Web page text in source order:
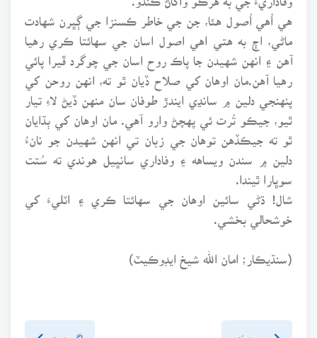
هي اُهي اُصول هئا، جن جي خاطر ڪسنزا جي ڳڀرن شهادت
ماڻي، اڄ به هتي اهي اصول اسان جي سهائتا ڪري رهيا
آهن ۽ انهن شهيدن جا پاڪ روح اسان جي چوگرد ڦيرا پائي
رهيا آهن.مان اوهان کي صلاح ڏيان ٿو ته، انهن روحن کي
پنهنجي دلين ۾ سانڍي ايندڙ طوفان سان منهن ڏيڻ لاءِ تيار
ٿيو، جيڪو تُرت ئي پهچڻ وارو آهي. مان اوهان کي ٻڌايان
ٿو ته جيڪڏهن توهان جي زبان تي انهن شهيدن جو نانءُ
دلين ۾ سندن ويساهه ۽ وفاداري سانڀيل هوندي ته سُتت
سوڀارا ٿيندا.
شال! ڌڻي سائين اوهان جي سهائتا ڪري ۽ اٽليءَ کي
خوشحالي بخشي.
(سنڌيڪار؛ امان الله شيخ ايڊوڪيٽ)
پويون پَنو اڳيون پنو